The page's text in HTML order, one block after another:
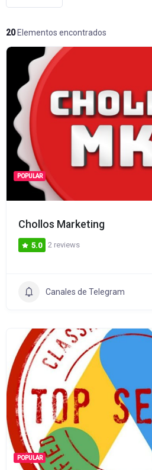
20Elementos encontrados
POPULAR
Chollos Marketing
5.0 2 reviews
Canales de Telegram
POPULAR